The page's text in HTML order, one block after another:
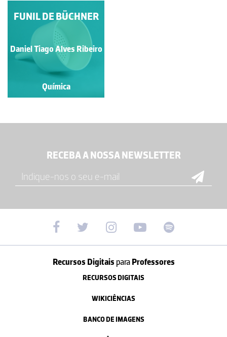
CADINHO DE
PORCELANA
Daniel Tiago Alves Ribeiro
Química
FUNIL DE BÜCHNER
Daniel Tiago Alves Ribeiro
Química
RECEBA A NOSSA NEWSLETTER
Recursos Digitais paraProfessores
RECURSOS DIGITAIS
WIKICIÊNCIAS
BANCO DE IMAGENS